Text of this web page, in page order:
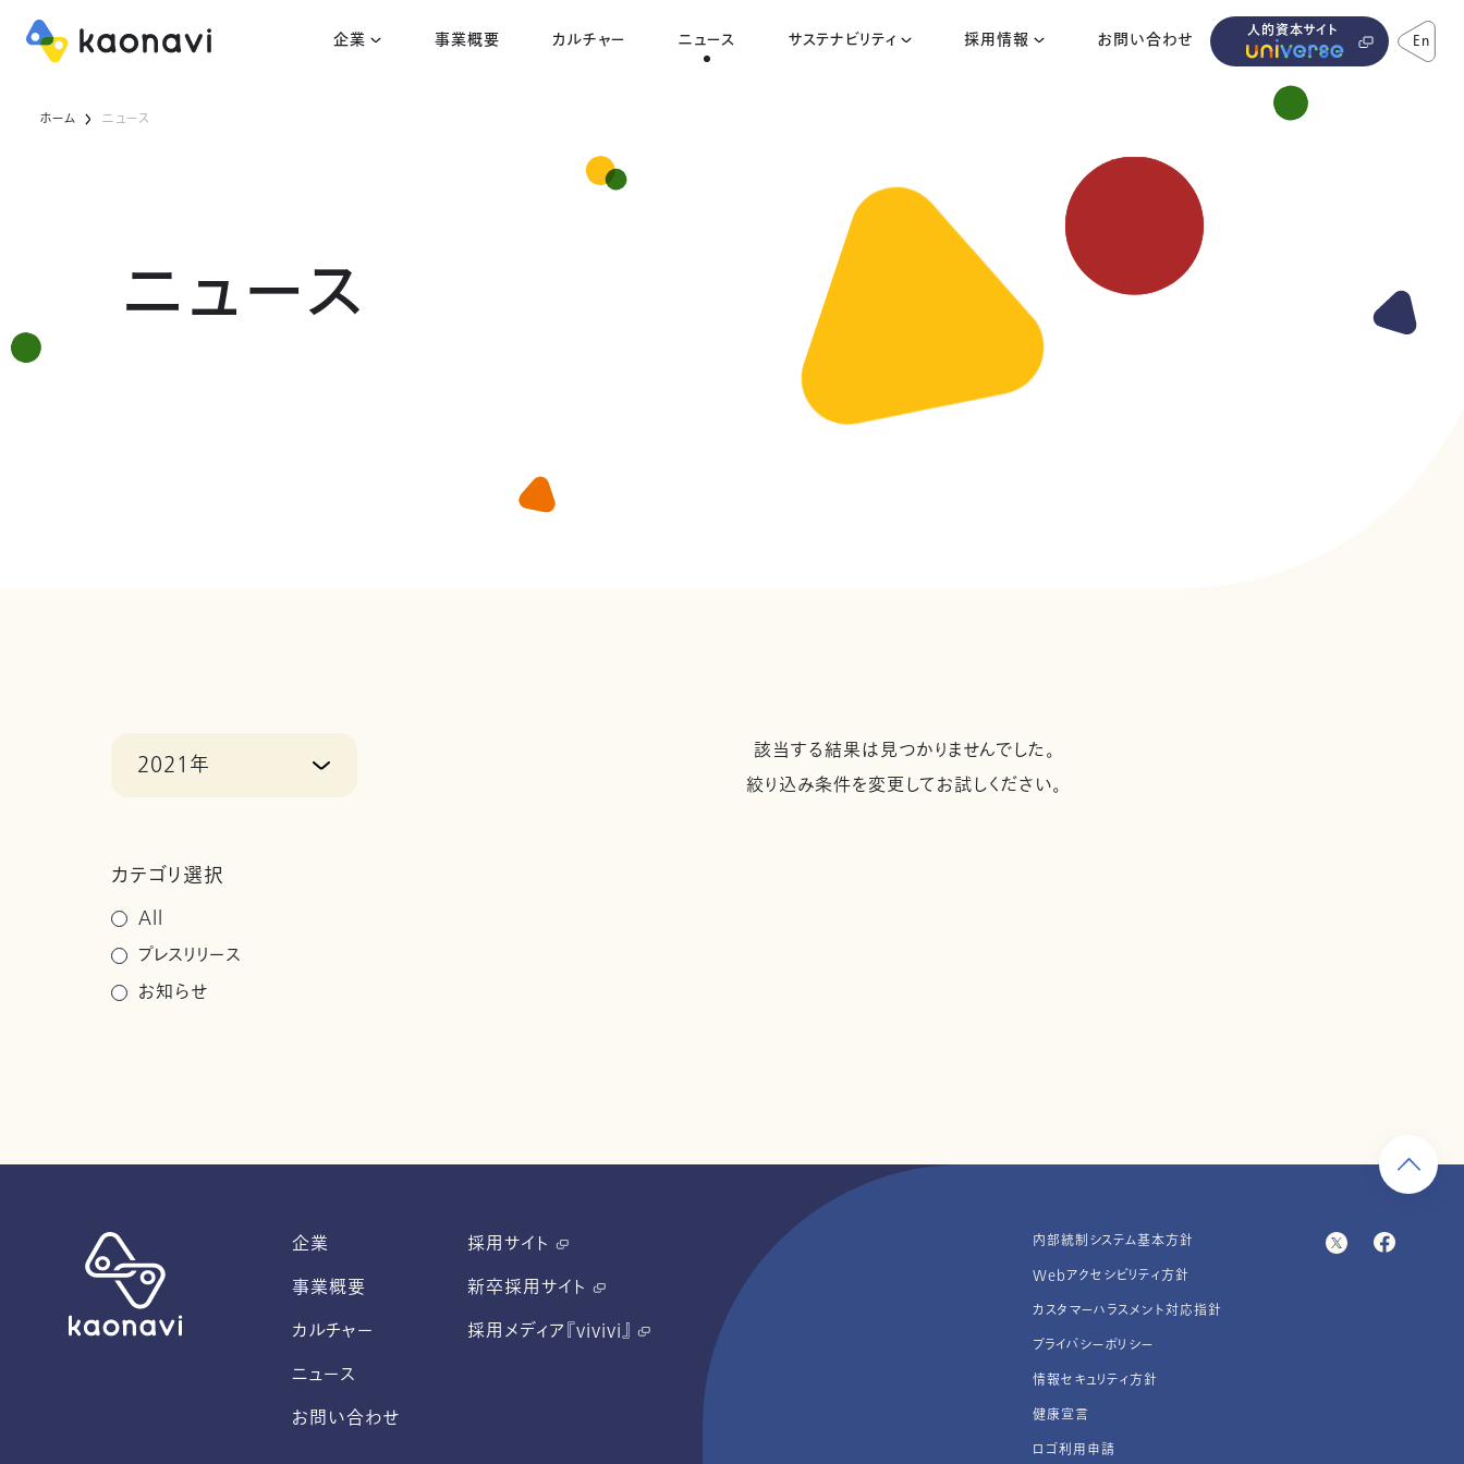
企業 事業概要 カルチャー ニュース サステナビリティ 採用情報 お問い合わせ 人的資本サイト En
ホーム ニュース
ニュース
2021年
カテゴリ選択
All
プレスリリース
お知らせ
該当する結果は見つかりませんでした。
絞り込み条件を変更してお試しください。
企業
事業概要
カルチャー
ニュース
お問い合わせ
採用サイト
新卒採用サイト
採用メディア『vivivi』
内部統制システム基本方針
Webアクセシビリティ方針
カスタマーハラスメント対応指針
プライバシーポリシー
情報セキュリティ方針
健康宣言
ロゴ利用申請